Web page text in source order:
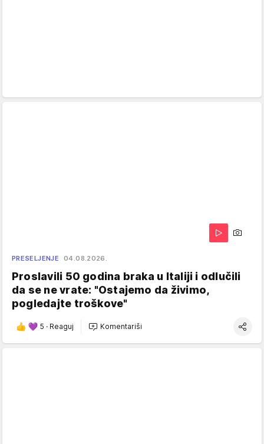
PRESELJENJE 04.08.2026.
Proslavili 50 godina braka u Italiji i odlučili
da se ne vrate: "Ostajemo da živimo,
pogledajte troškove"
5 · Reaguj Komentariši